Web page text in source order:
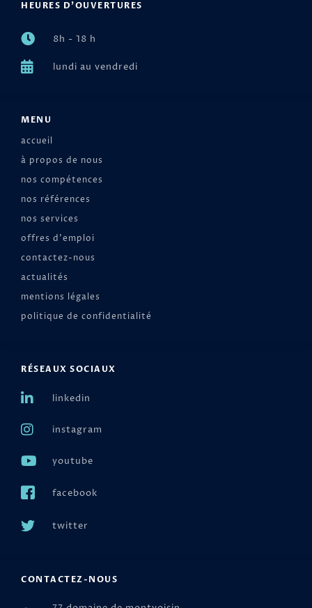
CONTACTEZ-NOUS
RÉSEAUX SOCIAUX
linkedin
instagram
youtube
facebook
twitter
MENU
accueil
à propos de nous
nos compétences
nos références
nos services
offres d'emploi
contactez-nous
actualités
mentions légales
politique de confidentialité
HEURES D'OUVERTURES
8h - 18 h
lundi au vendredi